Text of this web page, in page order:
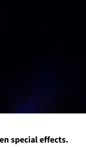
special effects.